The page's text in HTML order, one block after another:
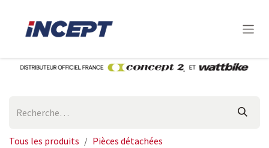
Tous les produits
Pièces détachées